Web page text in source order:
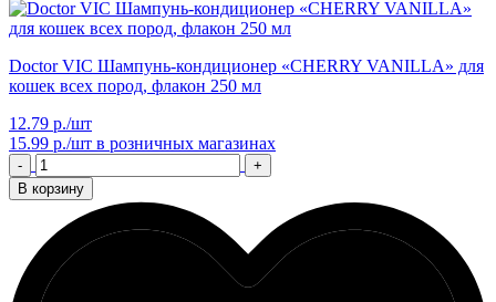
Doctor VIC Шампунь-кондиционер «CHERRY VANILLA» для
кошек всех пород, флакон 250 мл
12.79 р./шт
15.99 р./шт в розничных магазинах
-
+
В корзину